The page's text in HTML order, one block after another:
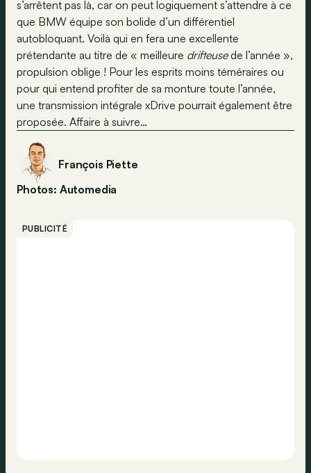
s’arrêtent pas là, car on peut logiquement s’attendre à ce
que BMW équipe son bolide d’un différentiel
autobloquant. Voilà qui en fera une excellente
prétendante au titre de « meilleure drifteusede l’année »,
propulsion oblige ! Pour les esprits moins téméraires ou
pour qui entend profiter de sa monture toute l’année,
une transmission intégrale xDrive pourrait également être
proposée. Affaire à suivre…
François Piette
Photos: Automedia
PUBLICITÉ